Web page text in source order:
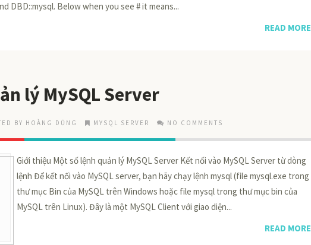
DBD::mysql. Below when you see # it means...
READ MORE
lý MySQL Server
BY HOÀNG DŨNG MYSQL SERVER NO COMMENTS
Giới thiệu Một số lệnh quản lý MySQL Server Kết nối vào MySQL Server từ dòng
lệnh Để kết nối vào MySQL server, bạn hãy chạy lệnh mysql (file mysql.exe trong
thư mục Bin của MySQL trên Windows hoặc file mysql trong thư mục bin của
MySQL trên Linux). Đây là một MySQL Client với giao diện...
READ MORE